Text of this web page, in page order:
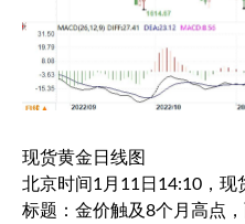
现货黄金 日线图
北京时间1月11日14:10， 现
标题：金价触及8个月高点